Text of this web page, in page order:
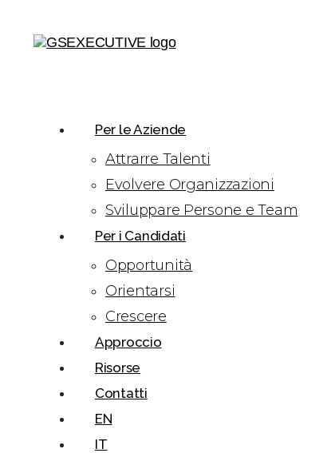
Per le Aziende
Attrarre Talenti
Evolvere Organizzazioni
Sviluppare Persone e Team
Per i Candidati
Opportunità
Orientarsi
Crescere
Approccio
Risorse
Contatti
EN
IT